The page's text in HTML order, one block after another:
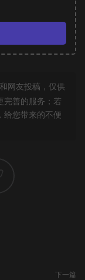
网友投稿，仅供
完善的服务；若
给您带来的不便
下一篇